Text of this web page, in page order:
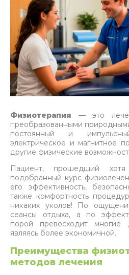
Физиотерапия — это
преобразованными
постоянный и
электрическое и магнитное
другие физические
Пациент, прошедший
подобранный курс
его эффективность,
также комфортность
никаких уколов! По
сеансы отдыха, а по
порой превосходит многие
являясь более экономичной.
Преимущества
методов лечения